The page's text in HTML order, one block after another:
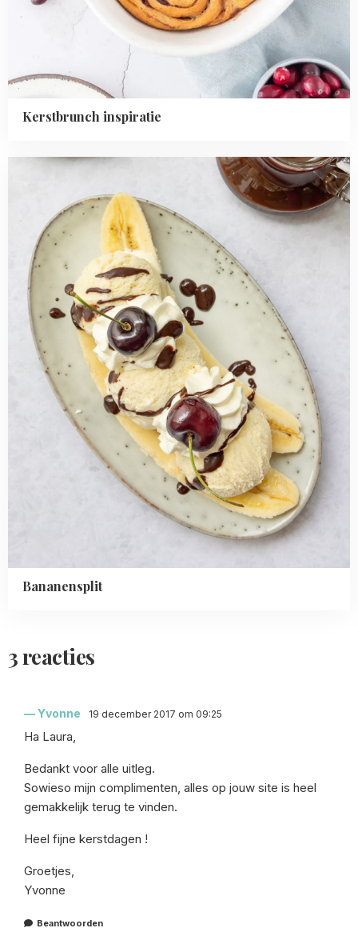
Kerstbrunch inspiratie
Bananensplit
Bananensplit
3 reacties
Yvonne 19 december 2017 om 09:25
Ha Laura,
Bedankt voor alle uitleg.
Sowieso mijn complimenten, alles op jouw site is heel
gemakkelijk terug te vinden.
Heel fijne kerstdagen !
Groetjes,
Yvonne
Beantwoorden